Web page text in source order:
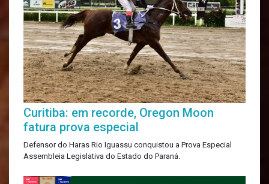
Curitiba: em recorde, Oregon Moon
fatura prova especial
Defensor do Haras Rio Iguassu conquistou a Prova Especial
Assembleia Legislativa do Estado do Paraná.